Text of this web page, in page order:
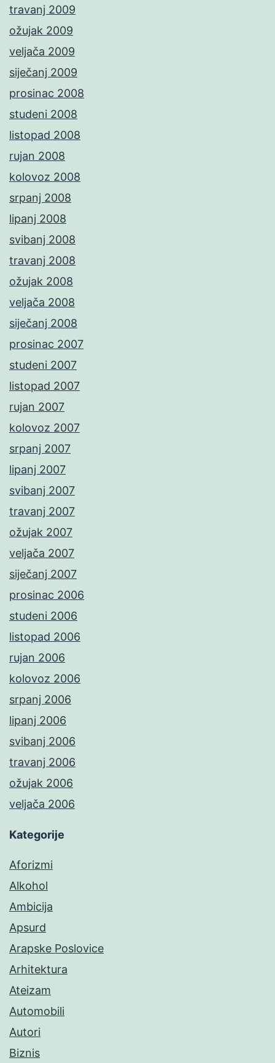
travanj 2009
ožujak 2009
veljača 2009
siječanj 2009
prosinac 2008
studeni 2008
listopad 2008
rujan 2008
kolovoz 2008
srpanj 2008
lipanj 2008
svibanj 2008
travanj 2008
ožujak 2008
veljača 2008
siječanj 2008
prosinac 2007
studeni 2007
listopad 2007
rujan 2007
kolovoz 2007
srpanj 2007
lipanj 2007
svibanj 2007
travanj 2007
ožujak 2007
veljača 2007
siječanj 2007
prosinac 2006
studeni 2006
listopad 2006
rujan 2006
kolovoz 2006
srpanj 2006
lipanj 2006
svibanj 2006
travanj 2006
ožujak 2006
veljača 2006
Kategorije
Aforizmi
Alkohol
Ambicija
Apsurd
Arapske Poslovice
Arhitektura
Ateizam
Automobili
Autori
Biznis